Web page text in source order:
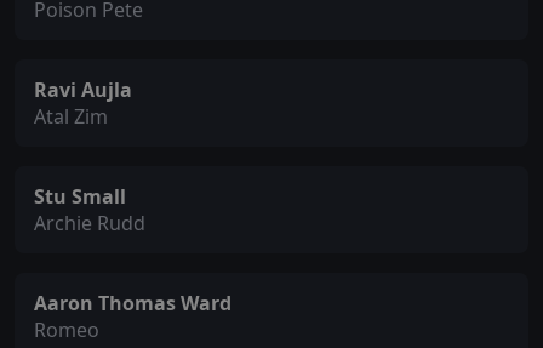
Poison Pete
Ravi Aujla
Atal Zim
Stu Small
Archie Rudd
Aaron Thomas Ward
Romeo